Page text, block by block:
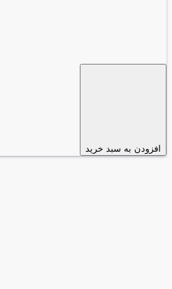
افزودن به سبد خرید